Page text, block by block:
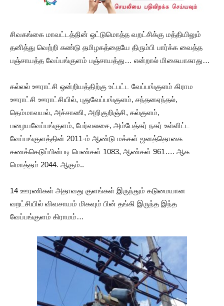
சிவகங்கை மாவட்டத்தின் ஒட்டுமொத்த வறட்சிக்கு மத்தியிலும்
தனித்து வெற்றி கண்டு தமிழகத்தையே திரும்பி பார்க்க வைத்த
பஞ்சாயத்த வேப்பங்குளம் பஞ்சாயத்து… என்றால் மிகையாகாது…
கல்லல் ஊராட்சி ஒன்றியத்திற்கு உட்பட்ட வேப்பங்குளம் கிராம
ஊராட்சி ஊராட்சியில், புதுவேப்பங்குளம், சந்தனஏந்தல்,
தெம்மாவயல், அச்சாணி, அறிகுறிஞ்சி, கல்குளம்,
பழையவேப்பங்குளம், பேர்வலசை, அம்பேத்கர் நகர் உள்ளிட்ட
வேப்பங்குளத்தின் 2011-ம் ஆண்டு மக்கள் ஜனத்தொகை
கணக்கெடுப்பின்படி பெண்கள் 1083, ஆண்கள் 961…. ஆக
மொத்தம் 2044. ஆகும்..
14 ஊரணிகள் அதாவது குளங்கள் இருந்தும் கடுமையான
வறட்சியில் விவசாயம் மிகவும் பின் தங்கி இருந்த இந்த
வேப்பங்குளம் கிராமம்…